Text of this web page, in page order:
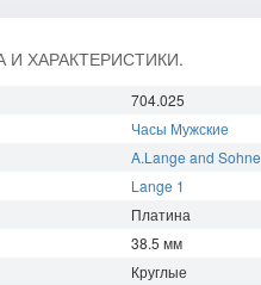
И ХАРАКТЕРИСТИКИ.
704.025
Часы Мужские
A.Lange and Sohne
Lange 1
Платина
38.5 мм
Круглые